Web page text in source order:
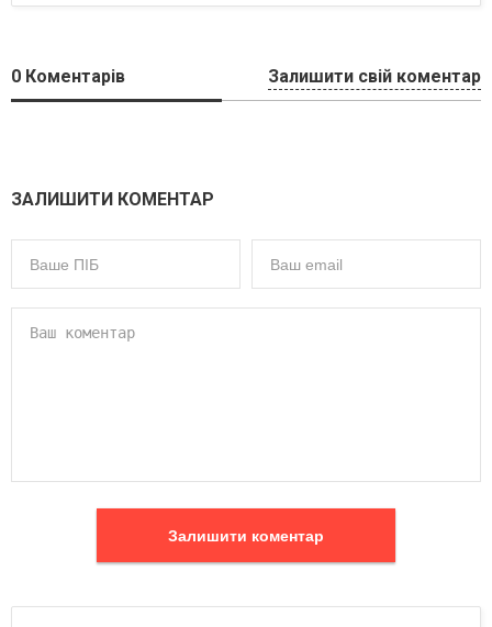
0 Коментарів Залишити свій коментар
ЗАЛИШИТИ КОМЕНТАР
Залишити коментар